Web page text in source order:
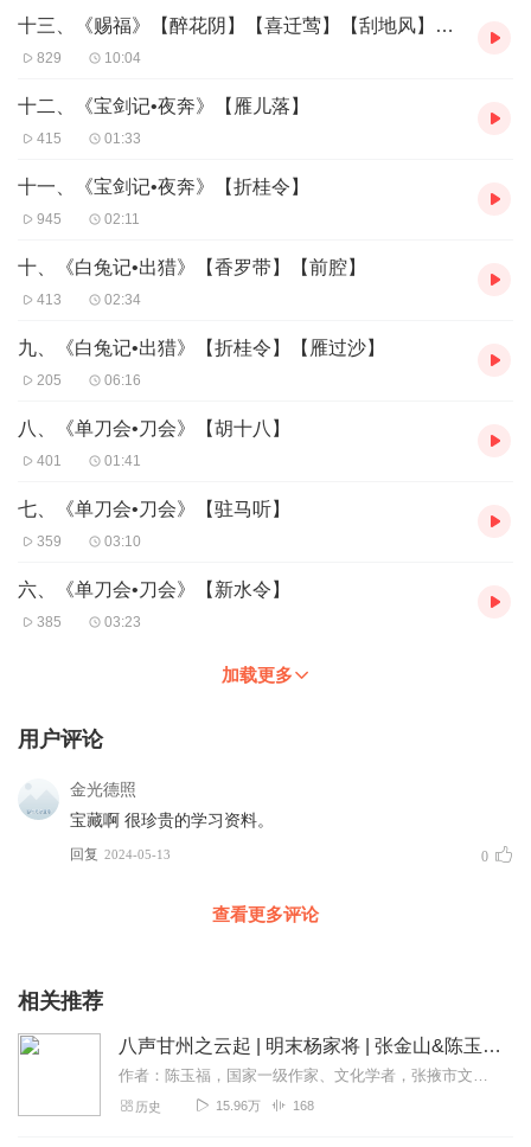
中的 【畫眉序】則傾向於仙女們的歌舞。
《東窗事犯•掃秦》的【迎仙客】、【石榴花】、【鬥鵪鶉】與《邯
道。《躍鯉記•蘆林》的節奏很緊湊，自學者可能要多花些時間才合
得上節拍。
本輯所收錄的戲齣和曲牌，涵蓋了生、旦、淨、末、丑各行， 調性
則有正工、小工、尺、凡、六等各種調門，不但顯示崑曲曲牌的多
十三、《赐福》【醉花阴】【喜迁莺】【刮地风】【水仙子】【煞尾】
829 10:04
十二、《宝剑记•夜奔》【雁儿落】
415 01:33
十一、《宝剑记•夜奔》【折桂令】
945 02:11
十、《白兔记•出猎》【香罗带】【前腔】
413 02:34
九、《白兔记•出猎》【折桂令】【雁过沙】
205 06:16
八、《单刀会•刀会》【胡十八】
401 01:41
七、《单刀会•刀会》【驻马听】
359 03:10
六、《单刀会•刀会》【新水令】
385 03:23
加载更多
用户评论
金光德照
宝藏啊 很珍贵的学习资料。
回复 2024-05-13 0
查看更多评论
相关推荐
八声甘州之云起 | 明末杨家将 | 张金山&陈玉福联手打造 明朝将军热血人生
作者：陈玉福，国家一级作家、文化学者，张掖市文联名誉主席、中共张掖市委特聘专家，兰州文理学院驻校专家、文学教授，中国作家协会九大代表，甘肃省作家协会顾问、第六届...
历史 15.96万 168